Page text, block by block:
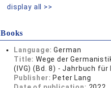
display all >>
Books
Language:German
Title: Wege der
(IVG) (Bd. 8) - Jahrbuch
Publisher: Peter Lang